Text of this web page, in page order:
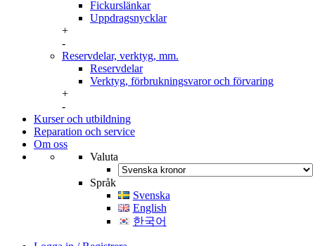
Fickurslänkar
Uppdragsnycklar
+
-
Reservdelar, verktyg, mm.
Reservdelar
Verktyg, förbrukningsvaror och förvaring
+
-
Kurser och utbildning
Reparation och service
Om oss
Valuta
Språk
Svenska
English
한국어